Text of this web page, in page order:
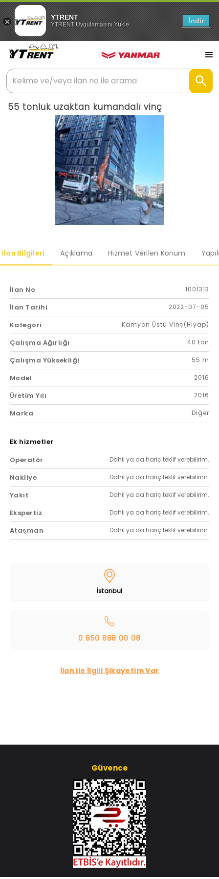
YTRENT
YTRENT Uygulamasını Yükle İndir
55 tonluk uzaktan kumandalı vinç
İlan Bilgileri Açıklama Hizmet Verilen Konum
İlan No 1001313
İlan Tarihi 2022-07-05
Kategori Kamyon Üstü Vinç(Hiyap)
Çalışma Ağırlığı 40 ton
Çalışma Yüksekliği 55 m
Model 2016
Üretim Yılı 2016
Marka Diğer
Ek hizmetler
Operatör
Dahil ya da hariç teklif verebilirim.
Nakliye Dahil ya da hariç teklif verebilirim.
Yakıt Dahil ya da hariç teklif verebilirim.
Ekspertiz Dahil ya da hariç teklif verebilirim.
Ataşman Dahil ya da hariç teklif verebilirim.
İstanbul
0 850 888 00 08
İlan ile İlgili Şikayetim Var
Güvence